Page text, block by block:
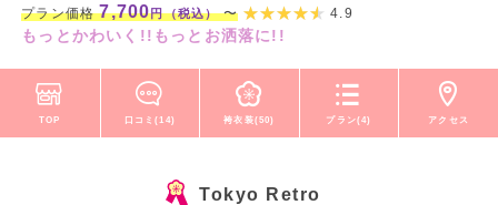
プラン価格7,700円（税込）〜 4.9
もっとかわいく!!もっとお洒落に!!
TOP 口コミ(14) 袴衣装(50) プラン(4) アクセス
Tokyo Retro